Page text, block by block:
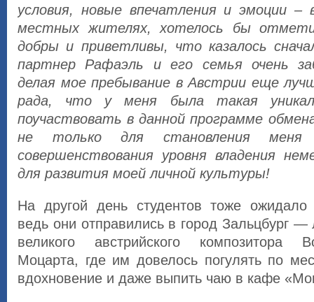
условия, новые впечатления и эмоции –
местных жителях, хотелось бы
добры и приветливы, что казалось
партнер Рафаэль и его семья очень
делая мое пребывание в Австрии еще
рада, что у меня была такая
поучаствовать в данной программе
не только для становления
совершенствования уровня владения
для развития моей личной культуры!
На другой день студентов тоже
ведь они отправились в город Зальцбург —
великого австрийского композитора
Моцарта, где им довелось погулять по
вдохновение и даже выпить чаю в кафе